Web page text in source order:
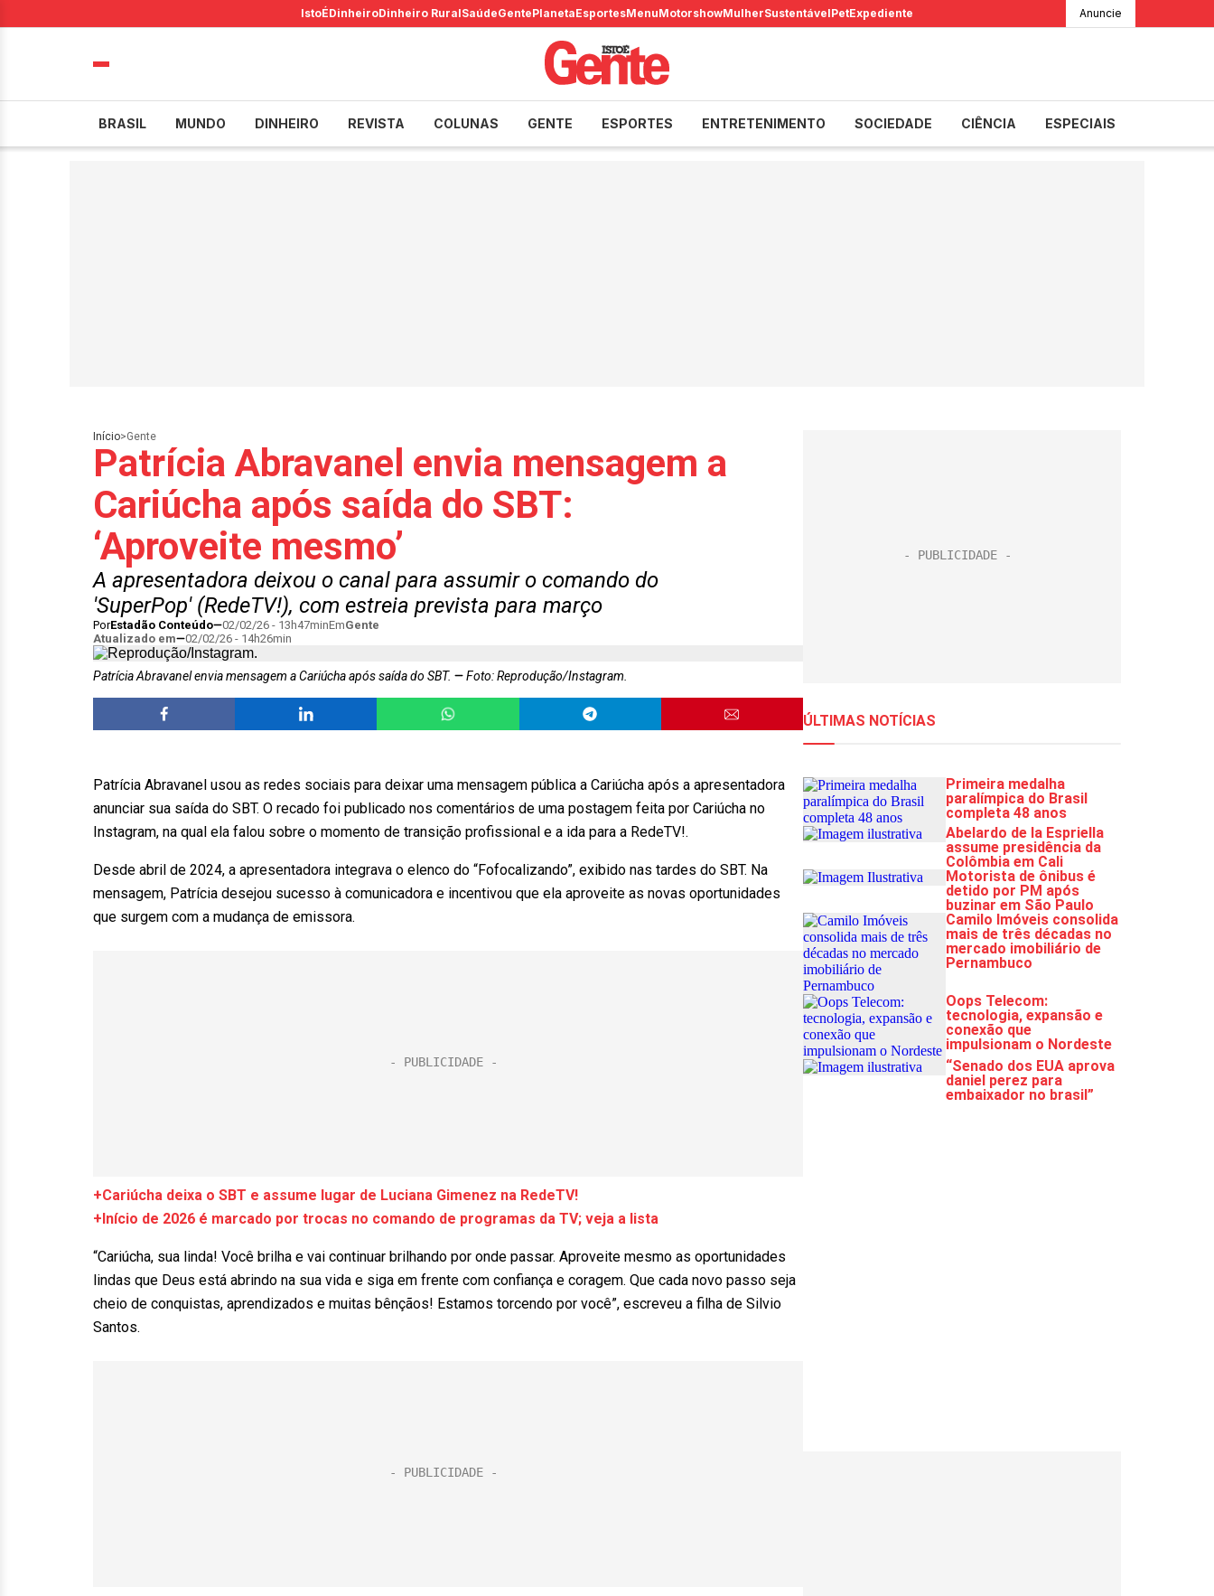
IstoÉDinheiroDinheiro RuralSaúdeGentePlanetaEsportesMenuMotorshowMulherSustentávelPetExpediente Anuncie
BRASIL MUNDO DINHEIRO REVISTA COLUNAS GENTE ESPORTES ENTRETENIMENTO SOCIEDADE CIÊNCIA ESPECIAIS
Início>Gente
Patrícia Abravanel envia mensagem a
Cariúcha após saída do SBT:
‘Aproveite mesmo’
A apresentadora deixou o canal para assumir o comando do
'SuperPop' (RedeTV!), com estreia prevista para março
PorEstadão Conteúdo 02/02/26 - 13h47minEmGente
Atualizado em
02/02/26 - 14h26min
Patrícia Abravanel envia mensagem a Cariúcha após saída do SBT. Foto: Reprodução/Instagram.
Patrícia Abravanel usou as redes sociais para deixar uma mensagem pública a Cariúcha após a apresentadora
anunciar sua saída do SBT. O recado foi publicado nos comentários de uma postagem feita por Cariúcha no
Instagram, na qual ela falou sobre o momento de transição profissional e a ida para a RedeTV!.
Desde abril de 2024, a apresentadora integrava o elenco do “Fofocalizando”, exibido nas tardes do SBT. Na
mensagem, Patrícia desejou sucesso à comunicadora e incentivou que ela aproveite as novas oportunidades
que surgem com a mudança de emissora.
+Cariúcha deixa o SBT e assume lugar de Luciana Gimenez na RedeTV!
+Início de 2026 é marcado por trocas no comando de programas da TV; veja a lista
“Cariúcha, sua linda! Você brilha e vai continuar brilhando por onde passar. Aproveite mesmo as oportunidades
lindas que Deus está abrindo na sua vida e siga em frente com confiança e coragem. Que cada novo passo seja
cheio de conquistas, aprendizados e muitas bênçãos! Estamos torcendo por você”, escreveu a filha de Silvio
Santos.